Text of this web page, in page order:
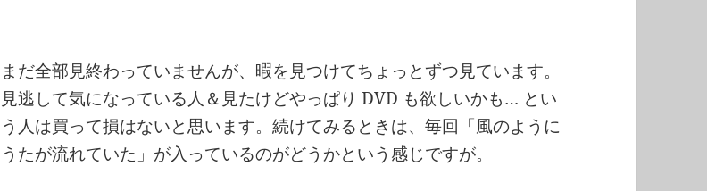
まだ全部見終わっていませんが、暇を見つけてちょっとずつ見ています。
見逃して気になっている人＆見たけどやっぱり DVD も欲しいかも… とい
う人は買って損はないと思います。続けてみるときは、毎回「風のように
うたが流れていた」が入っているのがどうかという感じですが。